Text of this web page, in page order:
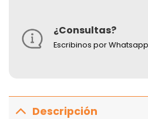
¿Consultas?
Escribinos por
Descripción